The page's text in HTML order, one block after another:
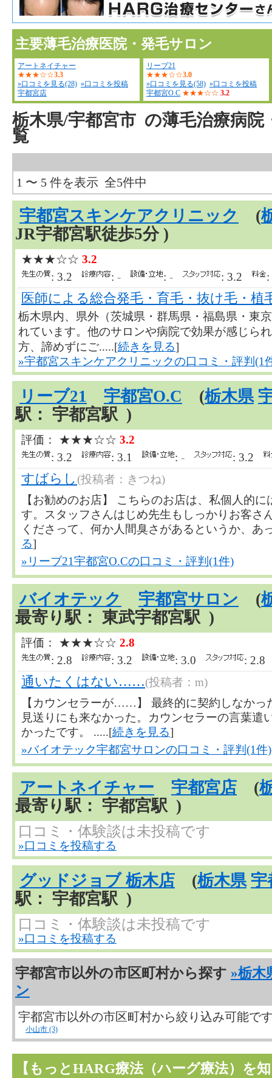
主要薄毛治療医院・発毛サロン
アートネイチャー
★★★☆☆3.3
»口コミを見る(28) »口コミを投稿
宇都宮店
リーブ21
★★★☆☆3.0
»口コミを見る(58) »口コミを投稿
宇都宮O.C ★★★☆☆ 3.2
栃木県/宇都宮市 の薄毛治療病院
覧
1 〜 5 件を表示 全5件中
宇都宮スキンケアクリニック (
JR宇都宮駅徒歩5分 )
★★★☆☆ 3.2
: 3.2
: - : - : 3.2
医師による総合発毛・育毛・抜け毛・
栃木県内、県外（茨城県・群馬県・福島県・東
れています。他のサロンや病院で効果が感じら
方、諦めずにご.....[続きを見る]
»宇都宮スキンケアクリニックの口コミ・評判(1
リーブ21 宇都宮O.C (栃木県
駅： 宇都宮駅 )
評価： ★★★☆☆ 3.2
: 3.2
: 3.1 : - : 3.2
すばらし (投稿者：きつね)
【お勧めのお店】 こちらのお店は、私個人的
す。スタッフさんはじめ先生もしっかりお客さ
くださって、何か人間臭さがあるというか、あ
る]
»リーブ21宇都宮O.Cの口コミ・評判(1件)
バイオテック 宇都宮サロン (
最寄り駅： 東武宇都宮駅 )
評価： ★★★☆☆ 2.8
: 2.8
: 3.2 : 3.0 :
通いたくはない……(投稿者：m)
【カウンセラーが……】 最終的に契約しなかっ
見送りにも来なかった。カウンセラーの言葉遣
かったです。 .....[続きを見る]
»バイオテック宇都宮サロンの口コミ・評判(1件)
アートネイチャー 宇都宮店 (
最寄り駅： 宇都宮駅 )
口コミ・体験談は未投稿です
»口コミを投稿する
グッドジョブ 栃木店 (栃木県 宇
駅： 宇都宮駅 )
口コミ・体験談は未投稿です
»口コミを投稿する
宇都宮市以外の市区町村から探す »栃木
ン
宇都宮市以外の市区町村から絞り込み可能で
小山市 (3)
【もっとHARG療法（ハーグ療法）を